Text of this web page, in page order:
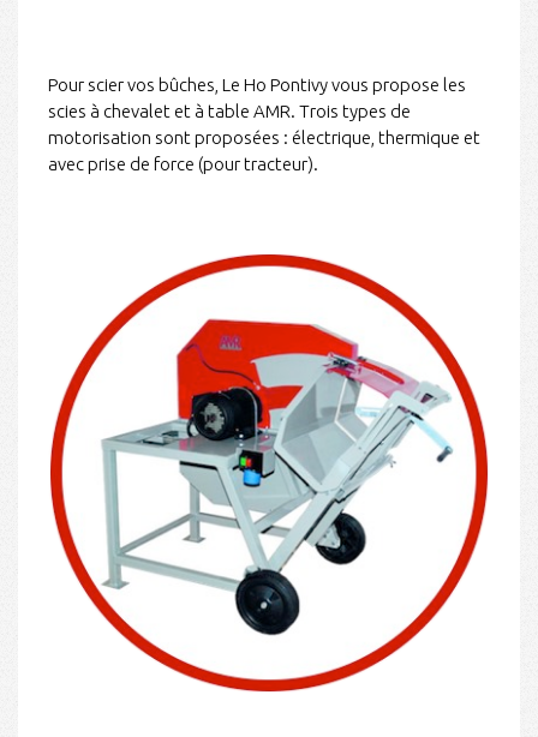
Pour scier vos bûches, Le Ho Pontivy vous propose les
scies à chevalet et à table AMR. Trois types de
motorisation sont proposées : électrique, thermique et
avec prise de force (pour tracteur).